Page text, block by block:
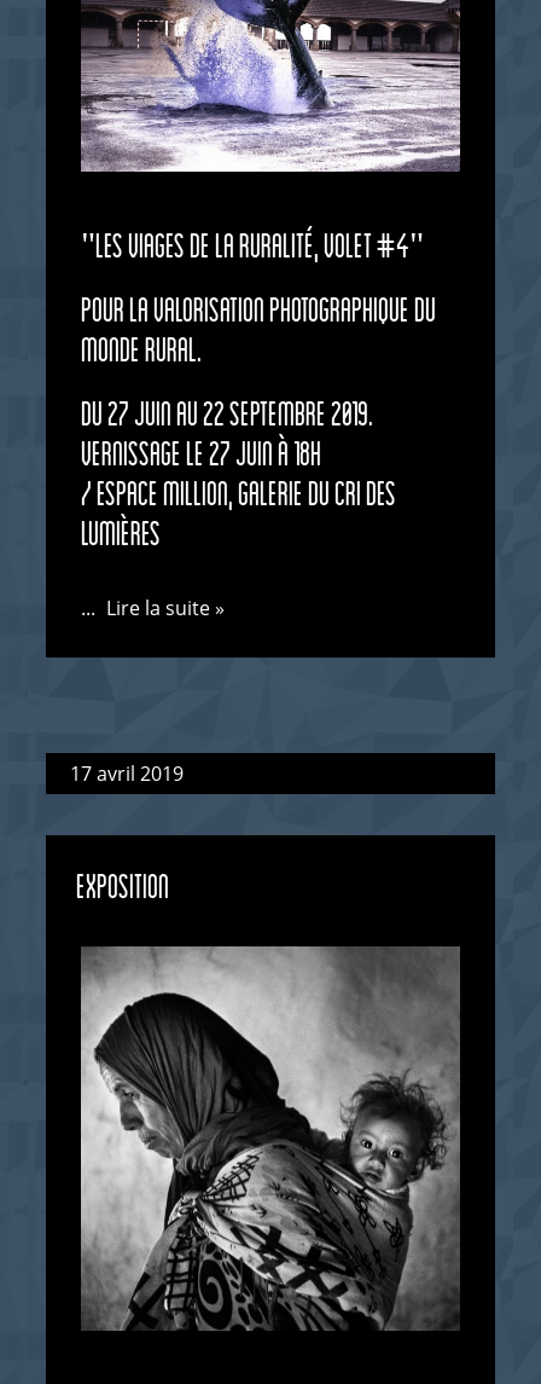
"Les viages de la ruralité, volet #4"
Pour la valorisation photographique du
monde rural.
Du 27 juin au 22 septembre 2019.
Vernissage le 27 juin à 18h
/ Espace Million, Galerie du CRI des
Lumières
... Lire la suite »
17 avril 2019
EXPOSITION